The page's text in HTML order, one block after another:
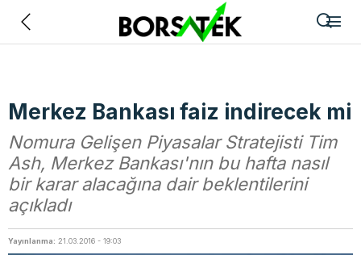
Merkez Bankası faiz indirecek mi
Nomura Gelişen Piyasalar Stratejisti Tim
Ash, Merkez Bankası'nın bu hafta nasıl
bir karar alacağına dair beklentilerini
açıkladı
Yayınlanma: 21.03.2016 - 19:03